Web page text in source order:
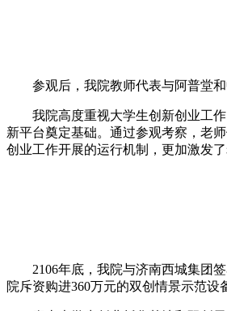
参观后，我院教师代表与阿普堂
我院高度重视大学生创新创业工
新平台奠定基础。通过参观考察，老
创业工作开展的运行机制，更加激发
2106年底，我院与济南西城集团
院斥资购进360万元的双创情景示范设